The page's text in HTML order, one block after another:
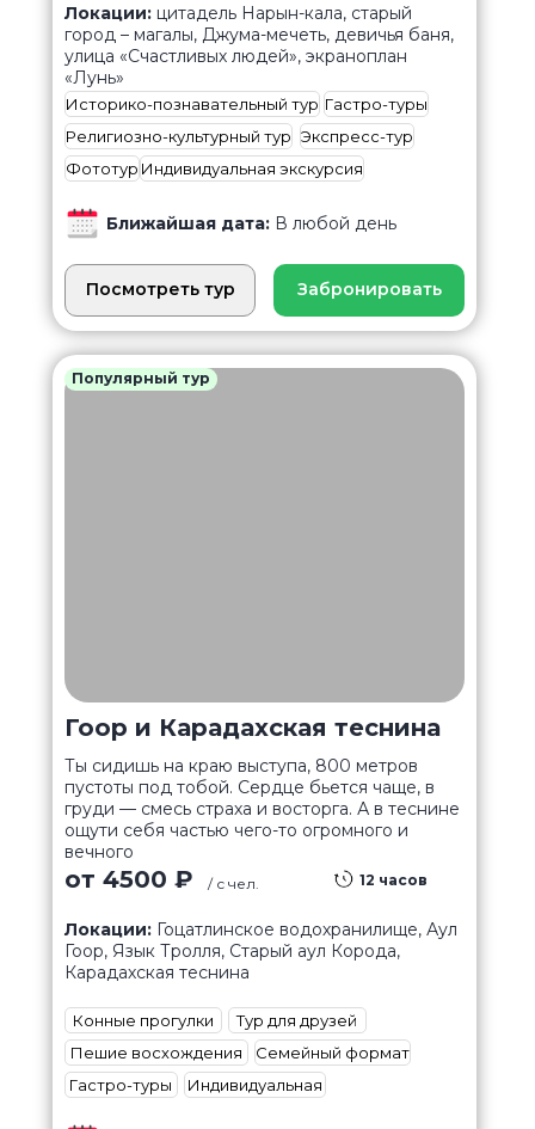
от 4500 ₽
Гоор и Карадахская теснина
12 часов
/ с чел.
Ты сидишь на краю выступа, 800 метров
пустоты под тобой. Сердце бьется чаще, в
груди — смесь страха и восторга. А в теснине
ощути себя частью чего-то огромного и
вечного
Популярный тур
Локации: Гоцатлинское водохранилище, Аул
Гоор, Язык Тролля, Старый аул Корода,
Карадахская теснина
Пешие восхождения
Конные прогулки Тур для друзей
Гастро-туры
Семейный формат
Индивидуальная
Ближайшая дата: В любой день
Локации: цитадель Нарын-кала, старый
город – магалы, Джума-мечеть, девичья баня,
улица «Счастливых людей», экраноплан
«Лунь»
Религиозно-культурный тур
Историко-познавательный тур
Фототур
Гастро-туры
Экспресс-тур
Индивидуальная экскурсия
Посмотреть тур Забронировать